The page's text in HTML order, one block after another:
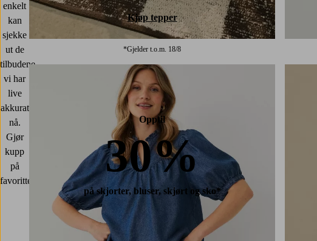
enkelt
kan
sjekke
ut de
tilbudene
vi har
live
akkurat
nå.
Gjør
kupp
på
favorittene!
Kjøp tepper
*Gjelder t.o.m. 18/8
Opptil
30%
på skjorter, bluser, skjørt og sko*